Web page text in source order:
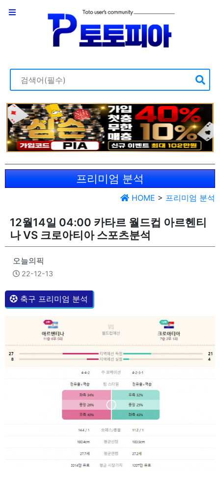
프리미엄 분석
HOME > 프리미엄 분석
12월14일 04:00 카타르 월드컵 아르헨티
나 VS 크로아티아 스포츠분석
오늘의픽
22-12-13
축구 프리미엄 분석